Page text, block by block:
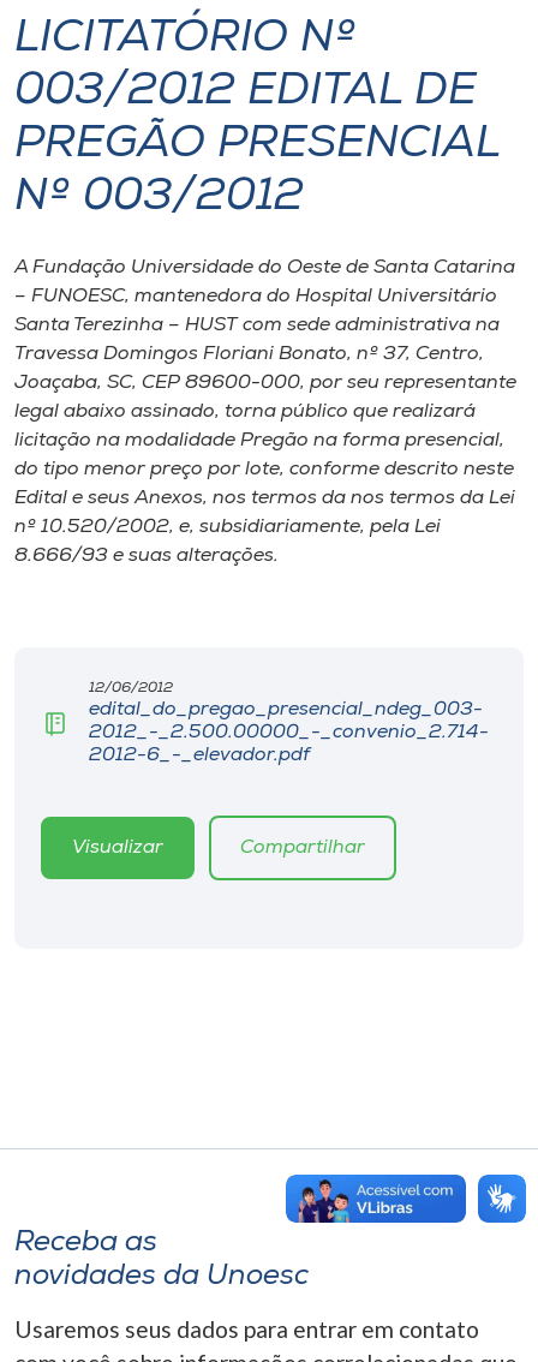
I.nova
Diplomados
Cultura
CPA
Biblioteca
Editora
Rádio
Museu
LICITATÓRIO Nº
003/2012 EDITAL DE
PREGÃO PRESENCIAL
Nº 003/2012
A Fundação Universidade do Oeste de Santa Catarina
– FUNOESC, mantenedora do Hospital Universitário
Santa Terezinha – HUST com sede administrativa na
Travessa Domingos Floriani Bonato, nº 37, Centro,
Joaçaba, SC, CEP 89600-000, por seu representante
legal abaixo assinado, torna público que realizará
licitação na modalidade Pregão na forma presencial,
do tipo menor preço por lote, conforme descrito neste
Edital e seus Anexos, nos termos da nos termos da Lei
nº 10.520/2002, e, subsidiariamente, pela Lei
8.666/93 e suas alterações.
12/06/2012
edital_do_pregao_presencial_ndeg_003-
2012_-_2.500.00000_-_convenio_2.714-
2012-6_-_elevador.pdf
Visualizar Compartilhar
Receba as
novidades da Unoesc
Usaremos seus dados para entrar em contato